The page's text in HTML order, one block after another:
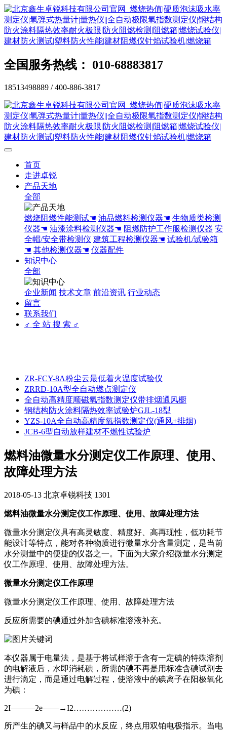
全国服务热线： 010-68883817
18513498889 / 400-886-3817
首页
走进卓锐
产品天地
全部
燃烧阻燃性能测试☚ 油品燃料检测仪器☚ 生物质类检测
仪器☚ 油漆涂料检测仪器☚ 阻燃防护工作服检测仪器 安
全帽/安全带检测仪 建筑工程检测仪器☚ 试验机/试验箱
☚ 其他检测仪器☚ 仪器配件
知识中心
全部
企业新闻 技术文章 前沿资讯 行业动态
留言
联系我们
♂ 全 站 搜 索 ♂
ZR-FCY-8A粉尘云最低着火温度试验仪
ZRRD-10A型全自动燃点测定仪
全自动高精度顺磁氧指数测定仪带排烟通风橱
钢结构防火涂料隔热效率试验炉GJL-18型
YZS-10A全自动高精度氧指数测定仪(通风+排烟)
JCB-6型自动放样建材不燃性试验炉
燃料油微量水分测定仪工作原理、使用、
故障处理方法
2018-05-13 北京卓锐科技 1301
燃料油微量水分测定仪工作原理、使用、故障处理方法
微量水分测定仪具有高灵敏度、精度好、高再现性，低功耗节
能设计等特点，能对各种物质进行微量水分含量测定，是当前
水分测量中的便捷的仪器之一。下面为大家介绍微量水分测定
仪工作原理、使用、故障处理方法。
微量水分测定仪工作原理
微量水分测定仪工作原理、使用、故障处理方法
反应所需要的碘通过外加含碘标准溶液补充。
本仪器属于电量法，是基于将试样溶于含有一定碘的特殊溶剂
的电解液后，水即消耗碘，所需的碘不再是用标准含碘试剂去
进行滴定，而是通过电解过程，使溶液中的碘离子在阳极氧化
为碘：
2I———2e——→I2………………(2)
所产生的碘又与样品中的水反应，终点用双铂电极指示。当电